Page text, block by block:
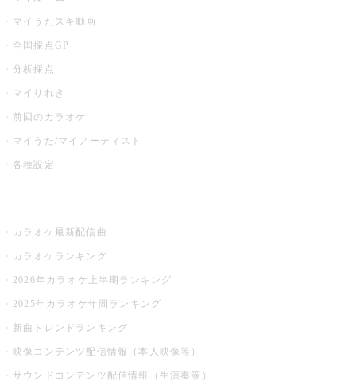
マイうたスキ動画
全国採点GP
分析採点
マイりれき
前回のカラオケ
マイうた/マイアーティスト
各種設定
カラオケ最新配信曲
カラオケランキング
2026年カラオケ上半期ランキング
2025年カラオケ年間ランキング
新曲トレンドランキング
映像コンテンツ配信情報（本人映像等）
サウンドコンテンツ配信情報（生演奏等）